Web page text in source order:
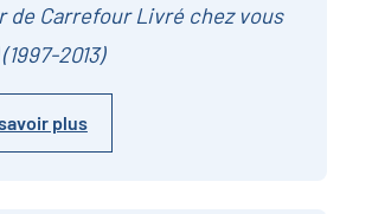
de Carrefour Livré chez vous
2013)
plus